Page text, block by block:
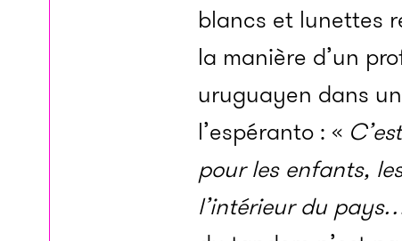
blancs et lunettes
la manière d’un
uruguayen dans
l’espéranto : «
pour les enfants,
l’intérieur du